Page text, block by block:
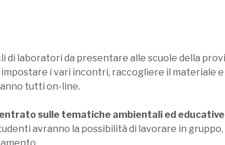
di laboratori da presentare alle scuole della
i vari incontri, raccogliere il materiale
tutti on-line.
sulle tematiche ambientali ed educative
avranno la possibilità di lavorare in